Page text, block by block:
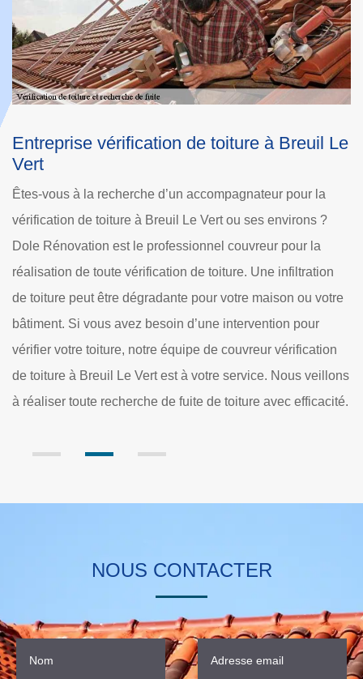
toiture à Breuil Le
pour la
ou ses environs ?
couvreur pour la
toiture. Une infiltration
votre maison ou votre
intervention pour
de couvreur vérification
service. Nous veillons
de toiture avec efficacité.
La préservation de la
fuites de toit à Breuil Le
Les travaux de recherche des
trouver avec exactitude toutes les
permettre d'éviter l'absence de
détériorations. Les propriétaires
l'affaiblissement de la structure de
mettre à l'abri de la détérioration
de couverture. Dole Rénovation se
et il établit un devis qui ne
NOUS CONTACTER